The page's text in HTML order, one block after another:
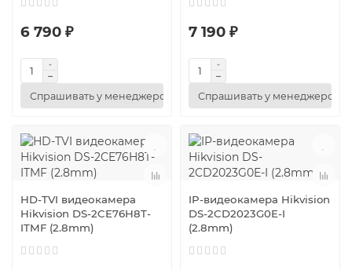
6 790 ₽
Спрашивать у менеджеров
7 190 ₽
Спрашивать у менеджеров
HD-TVI видеокамера
Hikvision DS-2CE76H8T-
ITMF (2.8mm)
IP-видеокамера Hikvision
DS-2CD2023G0E-I
(2.8mm)